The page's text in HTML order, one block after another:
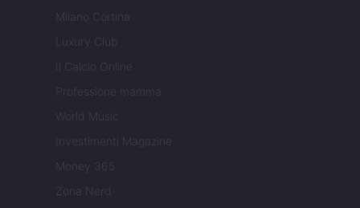
Milano Cortina
Luxury Club
Il Calcio Online
Professione mamma
World Music
Investimenti Magazine
Money 365
Zona Nerd